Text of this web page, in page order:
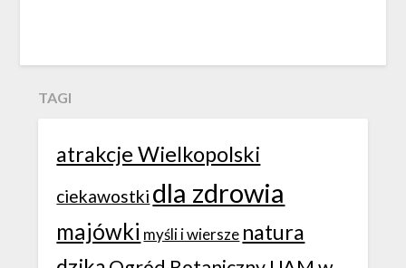
TAGI
atrakcje Wielkopolski
ciekawostki dla zdrowia
majówki myśli i wiersze natura